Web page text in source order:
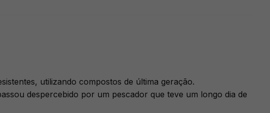
utilizando compostos de última geração.
despercebido por um pescador que teve um longo dia de